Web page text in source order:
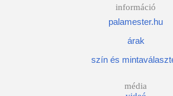
információ
palamester.hu
árak
szín és
média